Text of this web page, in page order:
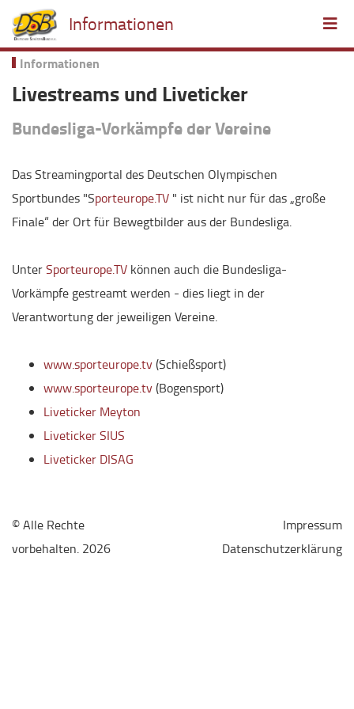
Informationen
Informationen
Livestreams und Liveticker
Bundesliga-Vorkämpfe der Vereine
Das Streamingportal des Deutschen Olympischen
Sportbundes "Sporteurope.TV " ist nicht nur für das „große
Finale“ der Ort für Bewegtbilder aus der Bundesliga.
UnterSporteurope.TV können auch die Bundesliga-
Vorkämpfe gestreamt werden - dies liegt in der
Verantwortung der jeweiligen Vereine.
www.sporteurope.tv(Schießsport)
www.sporteurope.tv(Bogensport)
Liveticker Meyton
Liveticker SIUS
Liveticker DISAG
© Alle Rechte
vorbehalten. 2026
Impressum
Datenschutzerklärung